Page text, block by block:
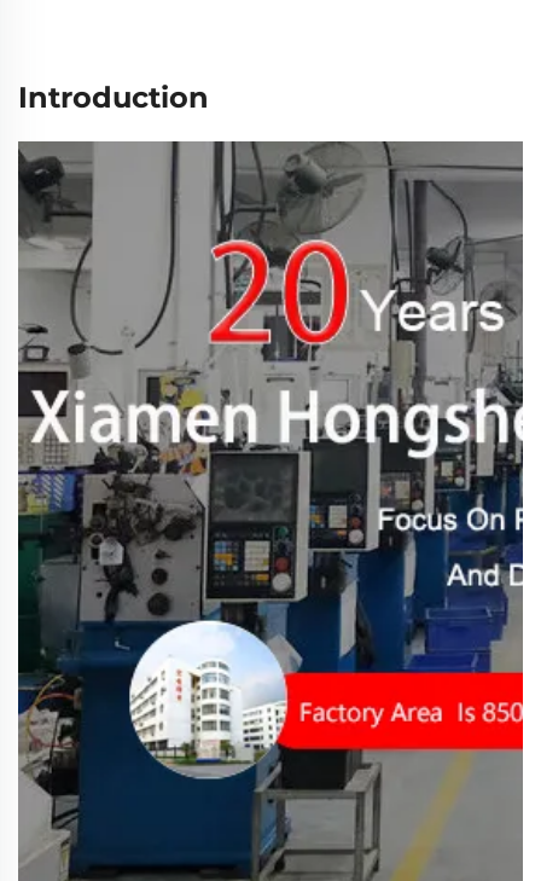
Introduction